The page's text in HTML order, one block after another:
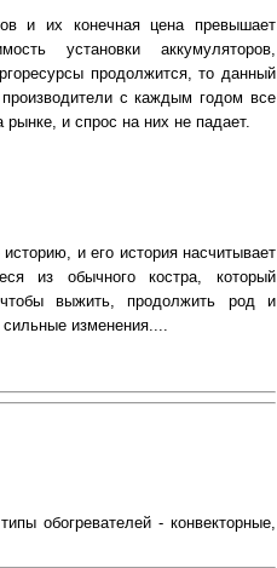
и их конечная цена превышает
установки аккумуляторов,
продолжится, то данный
с каждым годом все
и спрос на них не падает.
и его история насчитывает
из обычного костра, который
выжить, продолжить род и
сильные изменения....
обогревателей - конвекторные,